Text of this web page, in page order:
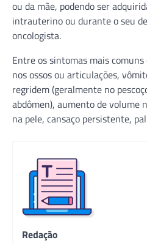
ou da mãe, podendo ser
intrauterino ou durante o seu
oncologista.
Entre os sintomas mais
nos ossos ou articulações,
regridem (geralmente no
abdômen), aumento de volume
na pele, cansaço persistente,
Redação